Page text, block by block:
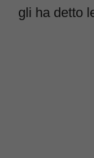
gli ha detto